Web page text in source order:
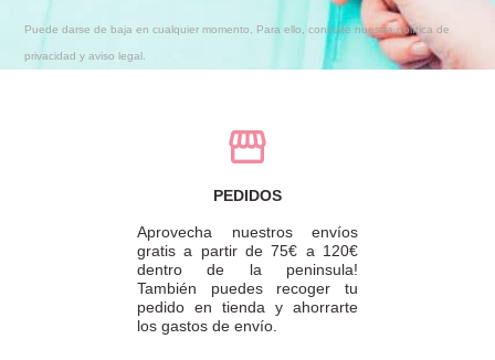
Puede darse de baja en cualquier momento. Para ello, consulte nuestra política de
privacidad y aviso legal.
PEDIDOS
Aprovecha nuestros envíos
gratis a partir de 75€ a 120€
dentro de la peninsula!
También puedes recoger tu
pedido en tienda y ahorrarte
los gastos de envío.